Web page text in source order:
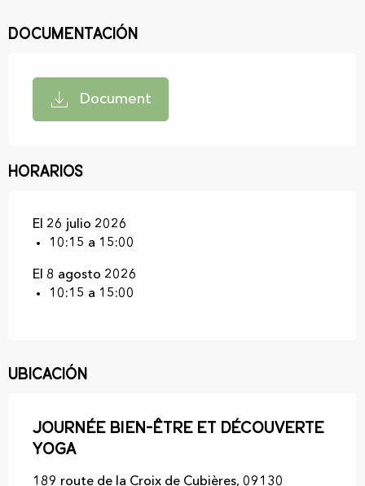
Documentación
Document
Horarios
El 26 julio 2026
10:15 a 15:00
El 8 agosto 2026
10:15 a 15:00
Ubicación
Journée bien-être et découverte
yoga
189 route de la Croix de Cubières, 09130